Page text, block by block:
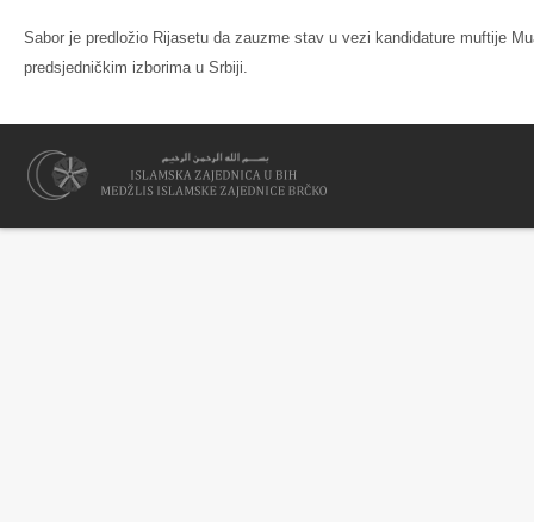
Sabor je predložio Rijasetu da zauzme stav u vezi kandidature muftije
predsjedničkim izborima u Srbiji.